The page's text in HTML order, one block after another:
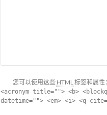
您可以使用这些 HTML标签和属性
<acronym title=""> <b>
datetime=""> <em> <i> <q